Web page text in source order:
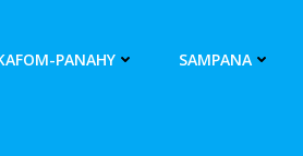
PANAHY SAMPANA